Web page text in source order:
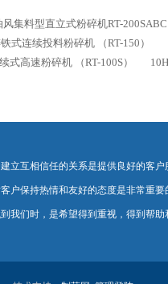
集料型直立式粉碎机RT-200SABC
式连续投料粉碎机 （RT-150）
式高速粉碎机 （RT-100S）
立互相信任的关系是提供良好的客
户保持热情和友好的态度是非常重要
我们时，是希望得到重视，得到帮助